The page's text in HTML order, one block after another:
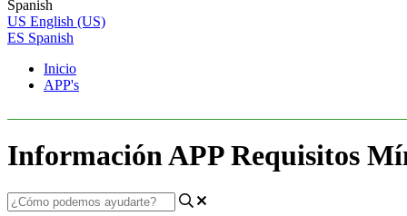
Spanish
US English (US)
ES Spanish
Inicio
APP's
Información APP Requisitos